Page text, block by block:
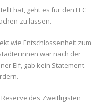
hat, geht es für den FFC
zu lassen.
wie Entschlossenheit zum
war nach der
Elf, gab kein Statement
des Zweitligisten